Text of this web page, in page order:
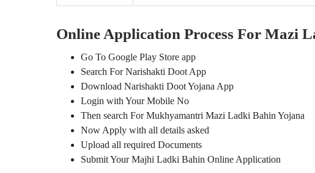
Online Application Process For Mazi
Go To Google Play Store app
Search For Narishakti Doot App
Download Narishakti Doot Yojana App
Login with Your Mobile No
Then search For Mukhyamantri Mazi Ladki Bahin Yojana
Now Apply with all details asked
Upload all required Documents
Submit Your Majhi Ladki Bahin Online Application